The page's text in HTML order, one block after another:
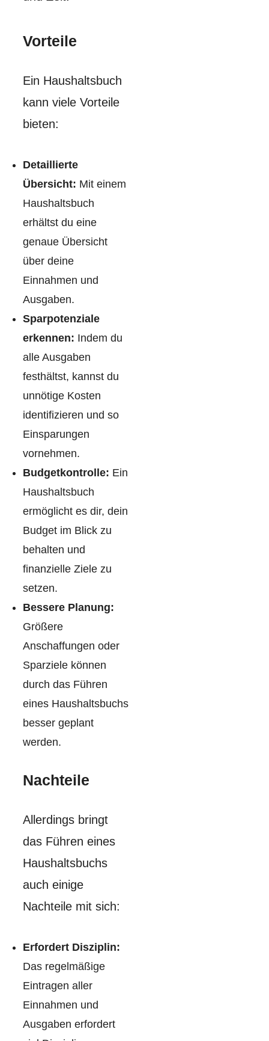
Vorteile
Ein Haushaltsbuch
kann viele Vorteile
bieten:
Detaillierte
Übersicht: Mit einem
Haushaltsbuch
erhältst du eine
genaue Übersicht
über deine
Einnahmen und
Ausgaben.
Sparpotenziale
erkennen: Indem du
alle Ausgaben
festhältst, kannst du
unnötige Kosten
identifizieren und so
Einsparungen
vornehmen.
Budgetkontrolle: Ein
Haushaltsbuch
ermöglicht es dir, dein
Budget im Blick zu
behalten und
finanzielle Ziele zu
setzen.
Bessere Planung:
Größere
Anschaffungen oder
Sparziele können
durch das Führen
eines Haushaltsbuchs
besser geplant
werden.
Nachteile
Allerdings bringt
das Führen eines
Haushaltsbuchs
auch einige
Nachteile mit sich:
Erfordert Disziplin:
Das regelmäßige
Eintragen aller
Einnahmen und
Ausgaben erfordert